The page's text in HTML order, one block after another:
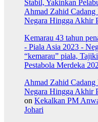
Stabil, Yakinkan
Ahmad Zahid
Negara Hingga Akhir
Kemarau 43 tahun
- Piala Asia 2023 -
“kemarau” piala,
Pestabola Merdeka
Ahmad Zahid
Negara Hingga Akhir
on Kekalkan PM
Johari